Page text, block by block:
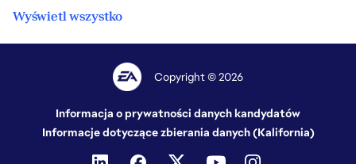
Wyświetl wszystko
Copyright © 2026
Informacja o prywatności danych kandydatów
Informacje dotyczące zbierania danych (Kalifornia)